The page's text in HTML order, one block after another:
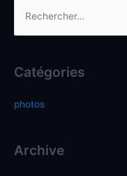
Catégories
photos
Archive